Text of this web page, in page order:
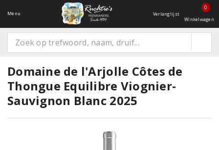
Menu Verlanglijst
0
Winkelwagen
Domaine de l'Arjolle Côtes de
Thongue Equilibre Viognier-
Sauvignon Blanc 2025